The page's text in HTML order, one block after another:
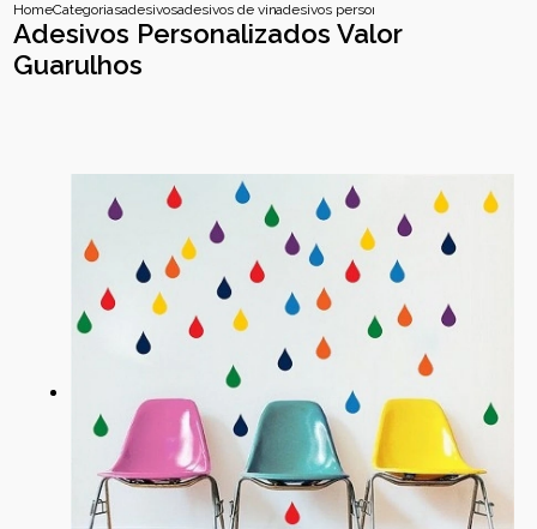
HomeCategoriasadesivosadesivos de vinil personalizadosadesivos personalizados valor guarulhos
Adesivos Personalizados Valor
Guarulhos